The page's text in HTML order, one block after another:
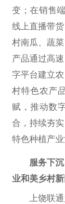
变；在销售
线上直播带
村南瓜、蔬
产品通过高
字平台建立
村特色农产
赋，推动数
合，持续夯
特色种植产
服务下
业和美乡村
上饶联